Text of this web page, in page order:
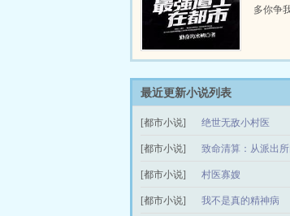
多你争
是他的
最近更新小说列表
[都市小说] 绝世无敌小村医
[都市小说] 致命清算：从派出
[都市小说] 村医寡嫂
[都市小说] 我不是真的精神病